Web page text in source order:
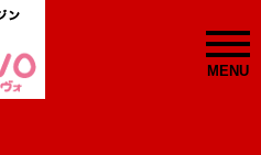
MENU